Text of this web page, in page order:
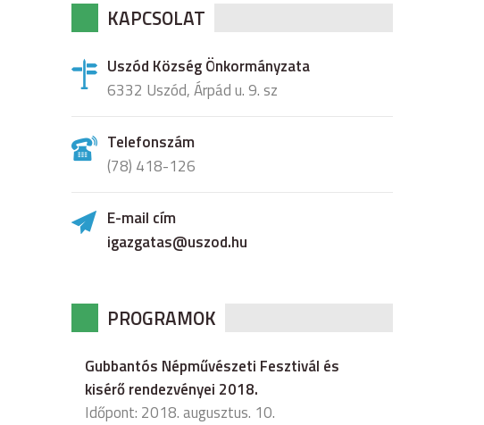
KAPCSOLAT
Uszód Község Önkormányzata
6332 Uszód, Árpád u. 9. sz
Telefonszám
(78) 418-126
E-mail cím
igazgatas@uszod.hu
PROGRAMOK
Gubbantós Népművészeti Fesztivál és
kisérő rendezvényei 2018.
Időpont: 2018. augusztus. 10.